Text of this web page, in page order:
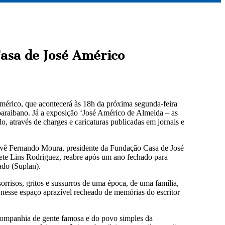
de José Américo
que acontecerá às 18h da próxima segunda-feira
Já a exposição ‘José Américo de Almeida – as
através de charges e caricaturas publicadas em jornais e
Fernando Moura, presidente da Fundação Casa de José
Lins Rodriguez, reabre após um ano fechado para
(Suplan).
gritos e sussurros de uma época, de uma família,
espaço aprazível recheado de memórias do escritor
de gente famosa e do povo simples da